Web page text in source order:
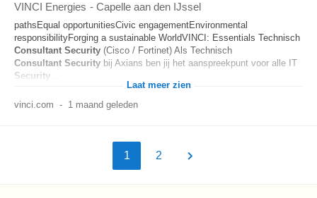
VINCI Energies - Capelle aan den IJssel
pathsEqual opportunitiesCivic engagementEnvironmental
responsibilityForging a sustainable WorldVINCI: Essentials Technisch
Consultant Security (Cisco / Fortinet) Als Technisch
Consultant Security bij Axians ben jij het aanspreekpunt voor alle IT
Security
Laat meer zien
vinci.com - 1 maand geleden
1 2